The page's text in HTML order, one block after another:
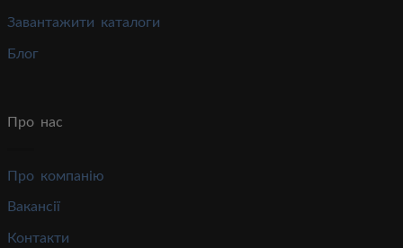
Завантажити каталоги
Блог
Про нас
Про компанію
Вакансії
Контакти